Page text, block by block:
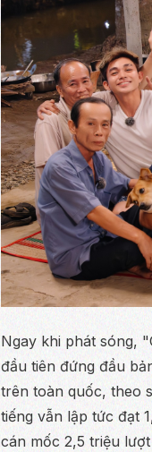
Ngay khi phát sóng,
đầu tiên đứng đầu
trên toàn quốc, theo
tiếng vẫn lập tức đạt
cán mốc 2,5 triệu